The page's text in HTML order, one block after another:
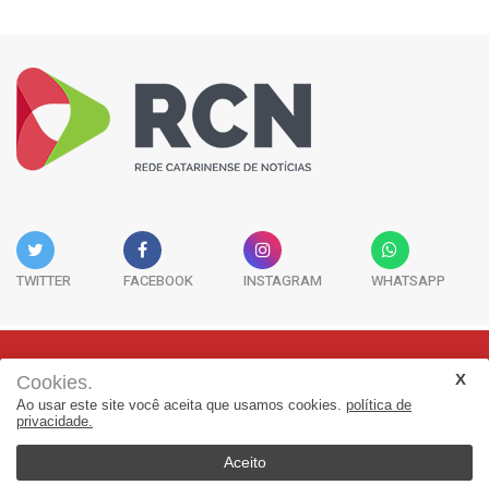
TWITTER FACEBOOK INSTAGRAM WHATSAPP
Rua Adolfo Melo, 38 - Sala 902 - Centro | Florianópolis-SC | CEP:
88015-090
(48) 3298-7979 | jornalismo@adjorisc.com.br
© 2026, Rede Catarinense de Noticias - RCN. Todos os direitos
Cookies.
Ao usar este site você aceita que usamos cookies. política de
privacidade.
Aceito